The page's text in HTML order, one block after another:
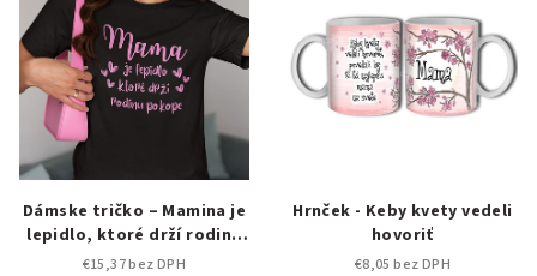
u
k
v
s
o
dDámske tričko – Mamina je
lepidlo, ktoré drží rodinu
pokope 👩‍👧‍👦
€15,37 bez DPH
Hrnček - Keby kvety vedeli
hovoriť
€8,05 bez DPH